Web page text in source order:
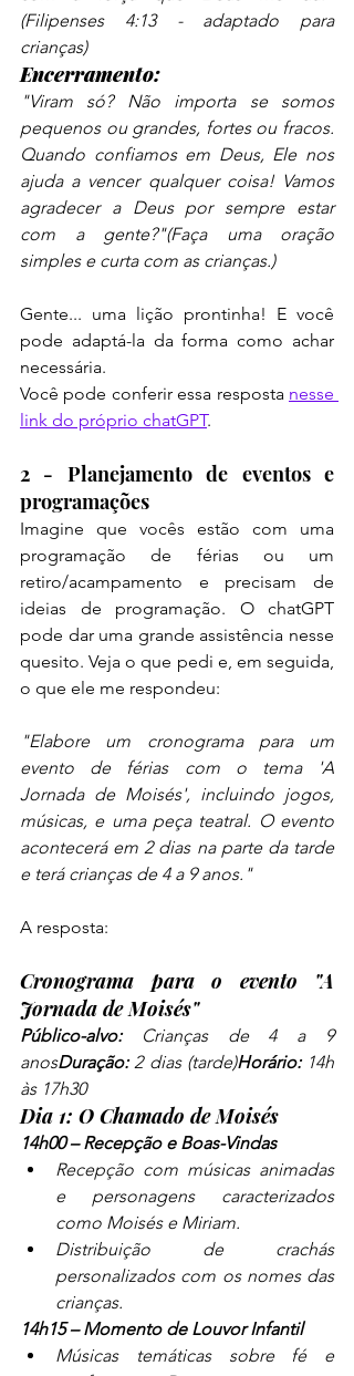
(Filipenses 4:13 - adaptado para
crianças)
Encerramento:
"Viram só? Não importa se somos
pequenos ou grandes, fortes ou fracos.
Quando confiamos em Deus, Ele nos
ajuda a vencer qualquer coisa! Vamos
agradecer a Deus por sempre estar
com a gente?"(Faça uma oração
simples e curta com as crianças.)
Gente... uma lição prontinha! E você
pode adaptá-la da forma como achar
necessária.
Você pode conferir essa resposta nesse
link do próprio chatGPT.
2 - Planejamento de eventos e
programações
Imagine que vocês estão com uma
programação de férias ou um
retiro/acampamento e precisam de
ideias de programação. O chatGPT
pode dar uma grande assistência nesse
quesito. Veja o que pedi e, em seguida,
o que ele me respondeu:
"Elabore um cronograma para um
evento de férias com o tema 'A
Jornada de Moisés', incluindo jogos,
músicas, e uma peça teatral. O evento
acontecerá em 2 dias na parte da tarde
e terá crianças de 4 a 9 anos."
A resposta:
Cronograma para o evento "A
Jornada de Moisés"
Público-alvo: Crianças de 4 a 9
anosDuração: 2 dias (tarde)Horário: 14h
às 17h30
Dia 1: O Chamado de Moisés
14h00 – Recepção e Boas-Vindas
Recepção com músicas animadas
e personagens caracterizados
como Moisés e Miriam.
Distribuição de crachás
personalizados com os nomes das
crianças.
14h15 – Momento de Louvor Infantil
Músicas temáticas sobre fé e